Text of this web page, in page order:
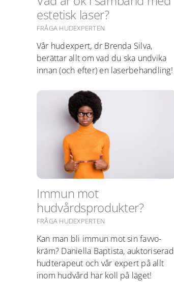
estetisk laser?
FRÅGA HUDEXPERTEN
Vår hudexpert, dr Brenda Silva,
berättar allt om vad du ska undvika
innan (och efter) en laserbehandling!
Immun mot
hudvårdsprodukter?
FRÅGA HUDEXPERTEN
Kan man bli immun mot sin favvo-
kräm? Daniella Baptista, auktoriserad
hudterapeut och vår expert på allt
inom hudvård har koll på läget!